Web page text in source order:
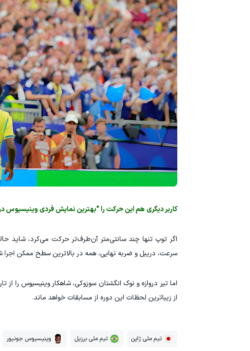
کاربر دیگری هم این حرکت را "بهترین نمایش فردی وینیسیوس
سرعت، دریبل و ضربه نهایی، همه در بالاترین سطح ممکن اجرا
اما تیر دروازه و نوک انگشتان سوزوکی، شاهکار وینیسیوس
از زیباترین لحظات این دوره از مسابقات خواهد ماند.
تیم ملی ژاپن تیم ملی برزیل وینیسیوس جونیور